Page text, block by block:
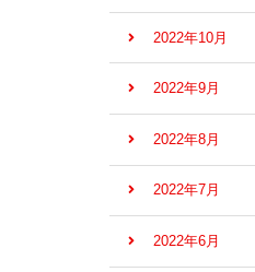
2022年10月
2022年9月
2022年8月
2022年7月
2022年6月